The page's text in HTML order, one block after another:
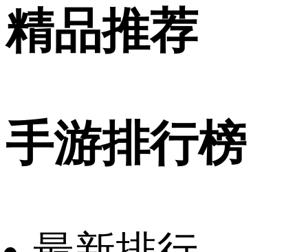
精品推荐
手游排行榜